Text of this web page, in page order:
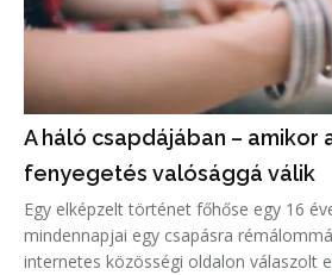
A háló csapdájában – amikor
fenyegetés valósággá válik
Egy elképzelt történet főhőse egy 16
mindennapjai egy csapásra
internetes közösségi oldalon válaszolt